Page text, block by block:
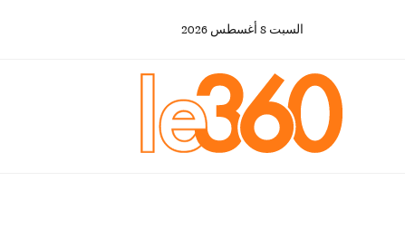
السبت 8 أغسطس 2026